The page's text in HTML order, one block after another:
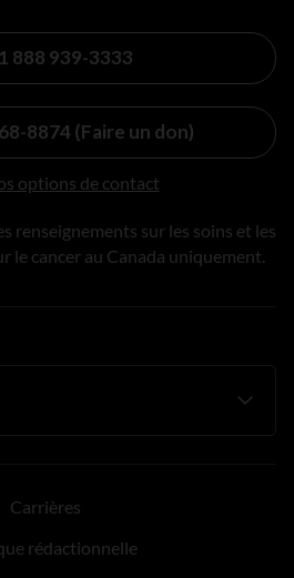
1 888 939-3333
8874 (Faire un don)
options de contact
renseignements sur les soins et les
le cancer au Canada uniquement.
Carrières
rédactionnelle